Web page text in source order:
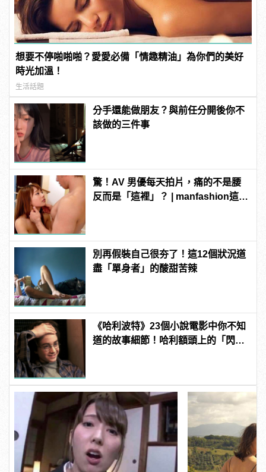
想要不停啪啪啪？愛愛必備「情趣精油」為你們的美好
時光加溫！
生活話題
分手還能做朋友？與前任分開後你不
該做的三件事
驚！AV 男優每天拍片，痛的不是腰
反而是「這裡」？ | manfashion這樣
別再假裝自己很夯了！這12個狀況道
盡「單身者」的酸甜苦辣
《哈利波特》23個小說電影中你不知
道的故事細節！哈利額頭上的「閃電